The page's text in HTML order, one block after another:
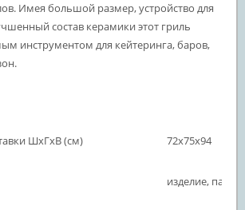
Имея большой размер, устройство для
состав керамики этот гриль
инструментом для кейтеринга, баров,
ШхГхВ (см) 72х75х94
изделие,